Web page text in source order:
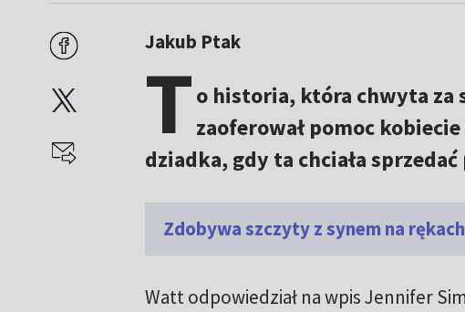
Jakub Ptak
To historia, która chwyta za
zaoferował pomoc
dziadka, gdy ta chciała
Zdobywa szczyty z synem na
Watt odpowiedział na wpis Jennifer